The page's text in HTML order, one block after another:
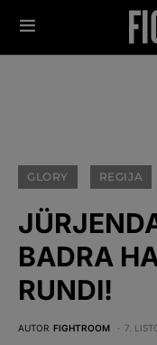
GLORY REGIJA
BADRA
RUNDI!
AUTOR FIGHTROOM 7.